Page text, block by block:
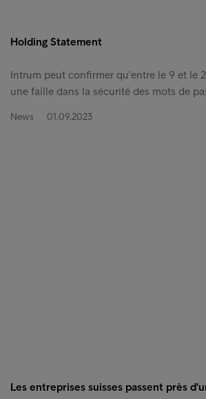
Holding Statement
Intrum peut confirmer qu'entre le 9 et le
une faille dans la sécurité des mots de
News 01.09.2023
Les entreprises suisses passent près